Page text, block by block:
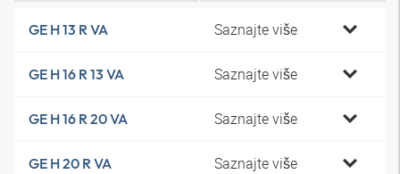
GE H 13 R VA Saznajte više
GE H 16 R 13 VA Saznajte više
GE H 16 R 20 VA Saznajte više
GE H 20 R VA Saznajte više